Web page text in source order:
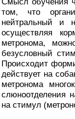
том, что
нейтральный и
осуществляя
метронома,
безусловный
Происходит
действует на
метронома
слюноотделения
на стимул